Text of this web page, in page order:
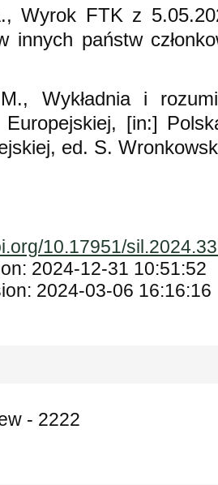
Wyrok FTK z
innych państw
Wykładnia i
[in:]
ed. S.
10.17951/
2024-12-31 10:51:52
2024-03-06 16:16:16
- 2222